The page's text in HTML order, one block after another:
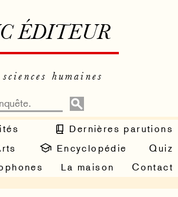
ÉDITEUR
humaines
Dernières parutions
Encyclopédie
Quiz
La maison Contact